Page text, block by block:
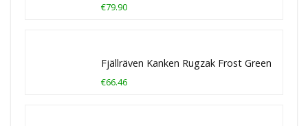
€79.90
Fjällräven Kanken Rugzak Frost Green
€66.46